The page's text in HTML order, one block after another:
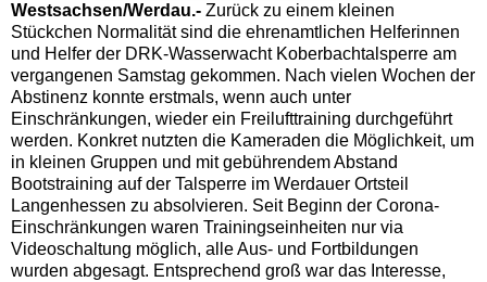
Westsachsen/Werdau.- Zurück zu einem kleinen
Stückchen Normalität sind die ehrenamtlichen Helferinnen
und Helfer der DRK-Wasserwacht Koberbachtalsperre am
vergangenen Samstag gekommen. Nach vielen Wochen der
Abstinenz konnte erstmals, wenn auch unter
Einschränkungen, wieder ein Freilufttraining durchgeführt
werden. Konkret nutzten die Kameraden die Möglichkeit, um
in kleinen Gruppen und mit gebührendem Abstand
Bootstraining auf der Talsperre im Werdauer Ortsteil
Langenhessen zu absolvieren. Seit Beginn der Corona-
Einschränkungen waren Trainingseinheiten nur via
Videoschaltung möglich, alle Aus- und Fortbildungen
wurden abgesagt. Entsprechend groß war das Interesse,